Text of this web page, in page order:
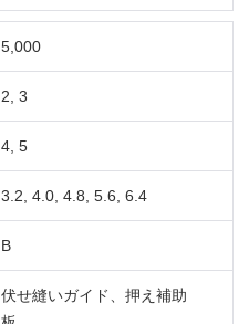
5,000
2, 3
4, 5
3.2, 4.0, 4.8, 5.6, 6.4
B
伏せ縫いガイド、押え補助